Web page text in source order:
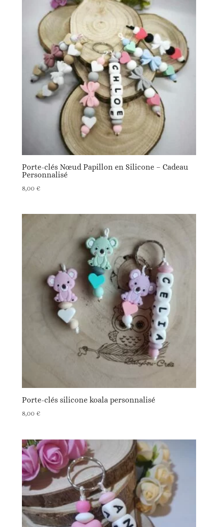
Porte-clés Nœud Papillon en Silicone – Cadeau
Personnalisé
8,00 €
Porte-clés silicone koala personnalisé
8,00 €